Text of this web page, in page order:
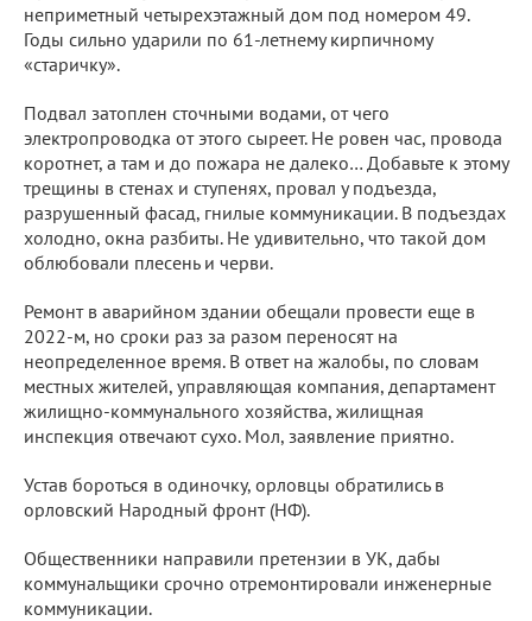
неприметный четырехэтажный дом под номером 49.
Годы сильно ударили по 61-летнему кирпичному
«старичку».
Подвал затоплен сточными водами, от чего
электропроводка от этого сыреет. Не ровен час, провода
коротнет, а там и до пожара не далеко… Добавьте к этому
трещины в стенах и ступенях, провал у подъезда,
разрушенный фасад, гнилые коммуникации. В подъездах
холодно, окна разбиты. Не удивительно, что такой дом
облюбовали плесень и черви.
Ремонт в аварийном здании обещали провести еще в
2022-м, но сроки раз за разом переносят на
неопределенное время. В ответ на жалобы, по словам
местных жителей, управляющая компания, департамент
жилищно-коммунального хозяйства, жилищная
инспекция отвечают сухо. Мол, заявление приятно.
Устав бороться в одиночку, орловцы обратились в
орловский Народный фронт (НФ).
Общественники направили претензии в УК, дабы
коммунальщики срочно отремонтировали инженерные
коммуникации.